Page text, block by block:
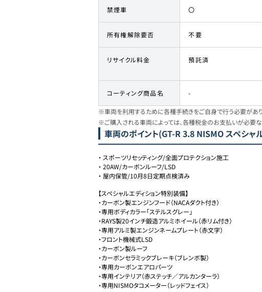
禁煙車 〇
所有権解除要否 不要
リサイクル料金 預託済
コーティング商品名 -
※車両を利用するために各種手続きをご自身で行う必要があり
※ご購入される車両によっては、各種税金のお支払いが必要な
車両のポイント(GT-R 3.8 NISMO スペシャ
・ スポーツリセッティング/全面プロテクション施工
・ 20AW/カーボンルーフ/LSD
・ 屋内保管/10月8日定期点検済み
【スペシャルエディション特別装備】
・カーボン製エンジンフード（NACAダクト付き）
・専用ボディカラー「ステルスグレー」
・RAYS製20インチ鍛造アルミホイール（赤リム付き）
・専用アルミ製エンジンネームプレート（赤文字）
・フロント機械式LSD
・カーボン製ルーフ
・カーボンセラミックブレーキ（ブレンボ製）
・専用カーボンエアロパーツ
・専用インテリア（赤ステッチ／アルカンターラ）
・専用NISMOタコメーター（レッドフェイス）